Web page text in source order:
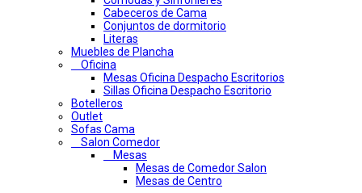
Cabeceros de Cama
Conjuntos de dormitorio
Literas
Muebles de Plancha
Oficina
Mesas Oficina Despacho Escritorios
Sillas Oficina Despacho Escritorio
Botelleros
Outlet
Sofas Cama
Salon Comedor
Mesas
Mesas de Comedor Salon
Mesas de Centro